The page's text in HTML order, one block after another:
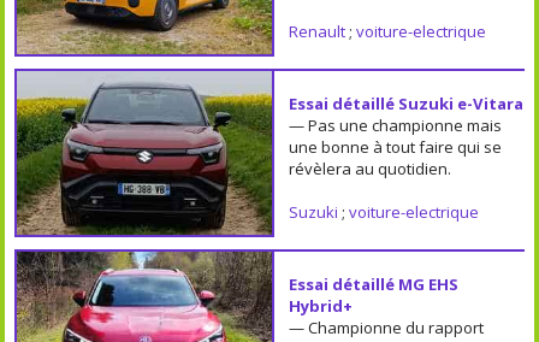
Renault; voiture-electrique
Essai détaillé Suzuki e-Vitara
— Pas une championne mais
une bonne à tout faire qui se
révèlera au quotidien.
Suzuki ; voiture-electrique
Essai détaillé MG EHS
Hybrid+
— Championne du rapport